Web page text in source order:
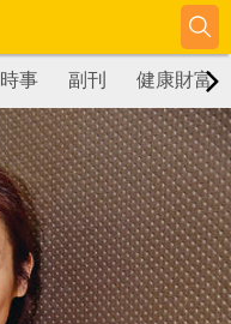
時事 副刊 健康財富